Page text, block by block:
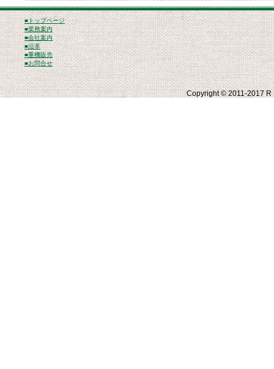
■トップページ
■業務案内
■会社案内
■沿革
■重機販売
■お問合せ
Copyright © 2011-2017 R